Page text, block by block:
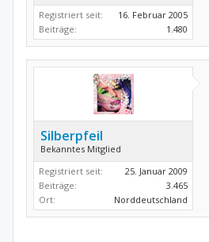
Registriert seit:
16. Februar 2005
Beiträge:
1.480
Silberpfeil
Bekanntes Mitglied
Registriert seit:
25. Januar 2009
Beiträge:
3.465
Ort:
Norddeutschland